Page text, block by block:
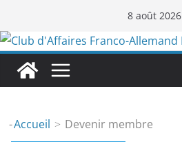
au
contenu
8 août 2026
-Accueil Devenir membre